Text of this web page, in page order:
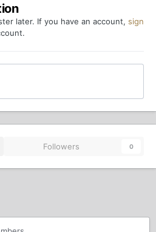
later. If you have an account, sign
Followers 0